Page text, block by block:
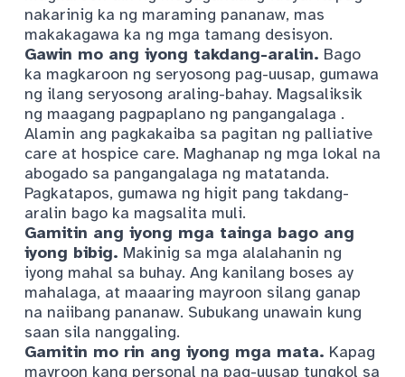
nakarinig ka ng maraming pananaw, mas
makakagawa ka ng mga tamang desisyon.
Gawin mo ang iyong takdang-aralin. Bago
ka magkaroon ng seryosong pag-uusap, gumawa
ng ilang seryosong araling-bahay. Magsaliksik
ng maagang pagpaplano ng pangangalaga .
Alamin ang pagkakaiba sa pagitan ng palliative
care at hospice care. Maghanap ng mga lokal na
abogado sa pangangalaga ng matatanda.
Pagkatapos, gumawa ng higit pang takdang-
aralin bago ka magsalita muli.
Gamitin ang iyong mga tainga bago ang
iyong bibig. Makinig sa mga alalahanin ng
iyong mahal sa buhay. Ang kanilang boses ay
mahalaga, at maaaring mayroon silang ganap
na naiibang pananaw. Subukang unawain kung
saan sila nanggaling.
Gamitin mo rin ang iyong mga mata. Kapag
mayroon kang personal na pag-uusap tungkol sa